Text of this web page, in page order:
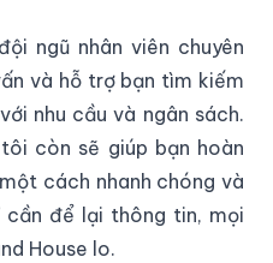
ngũ nhân viên chuyên
và hỗ trợ bạn tìm kiếm
nhu cầu và ngân sách.
còn sẽ giúp bạn hoàn
cách nhanh chóng và
cần để lại thông tin, mọi
House lo.